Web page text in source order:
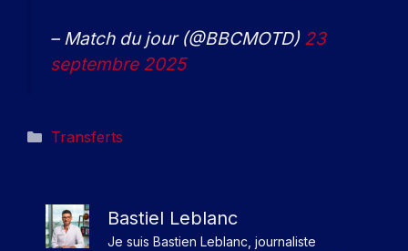
– Match du jour (@BBCMOTD) 23
septembre 2025
Catégories
Transferts
Bastiel Leblanc
Je suis Bastien Leblanc, journaliste